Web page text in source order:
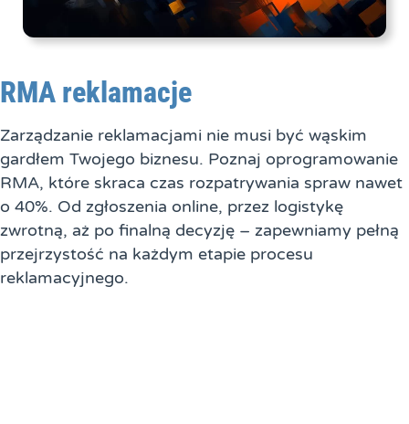
RMA reklamacje
Zarządzanie reklamacjami nie musi być wąskim
gardłem Twojego biznesu. Poznaj oprogramowanie
RMA, które skraca czas rozpatrywania spraw nawet
o 40%. Od zgłoszenia online, przez logistykę
zwrotną, aż po finalną decyzję – zapewniamy pełną
przejrzystość na każdym etapie procesu
reklamacyjnego.